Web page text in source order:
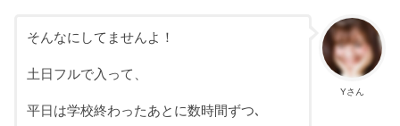
Yさん
そんなにしてませんよ！
土日フルで入って、
平日は学校終わったあとに数時間ずつ､